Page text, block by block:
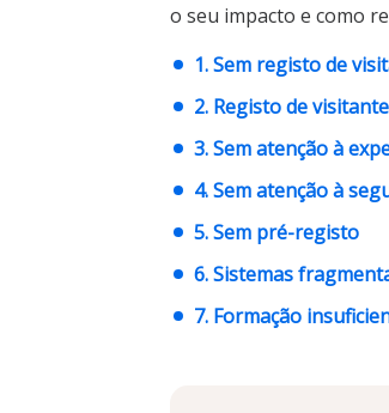
o seu impacto e como
1. Sem registo de
2. Registo de
3. Sem atenção à
4. Sem atenção à
5. Sem pré-registo
6. Sistemas
7. Formação